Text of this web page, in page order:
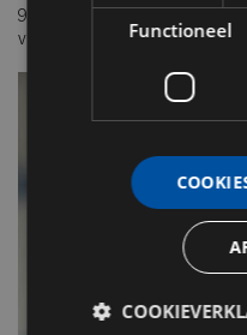
9 juni – 30 september: 15:00 –
verplicht)
Functioneel